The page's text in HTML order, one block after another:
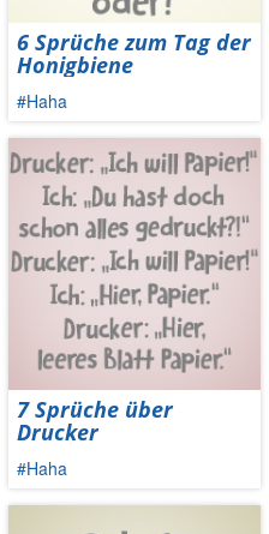
6 Sprüche zum Tag der
Honigbiene
#Haha
7 Sprüche über
Drucker
#Haha